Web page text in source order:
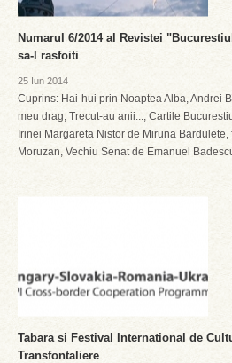
Numarul 6/2014 al Revistei
sa-l rasfoiti
25 Iun 2014
Cuprins: Hai-hui prin Noaptea Alba, Andrei
meu drag, Trecut-au anii..., Cartile
Irinei Margareta Nistor de Miruna
Moruzan, Vechiu Senat de Emanuel
Tabara si Festival International de
Transfontaliere